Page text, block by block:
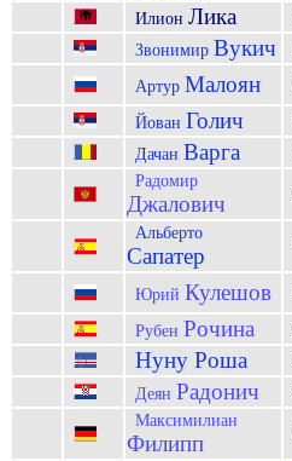
Илион Лика
Звонимир Вукич
Артур Малоян
Йован Голич
Дачан Варга
Радомир
Джалович
Альберто
Сапатер
Юрий Кулешов
Рубен Рочина
Нуну Роша
Деян Радонич
Максимилиан
Филипп